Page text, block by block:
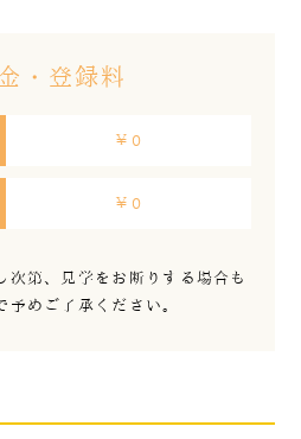
・登録料
￥0
￥0
第、見学をお断りする場合も
予めご了承ください。